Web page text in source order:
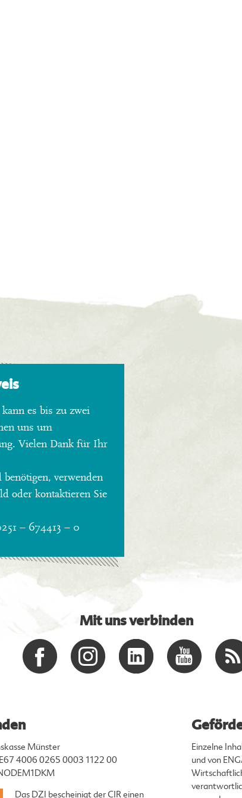
es bis zu zwei
uns um
Vielen Dank für Ihr
verwenden
oder kontaktieren Sie
– 674413 – 0
Mit uns verbinden
Münster
4006 0265 0003 1122 00
Das DZI bescheinigt der CIR einen
Einzelne
und von